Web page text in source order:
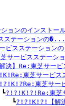
ョンのインストー
ステーションの�...
ビスステーション
サービスステーシ
決】Re:東芝サー
東芝サービス
東芝サー
?!?!K!?!Re:東芝
┗?!?!K!?!【解